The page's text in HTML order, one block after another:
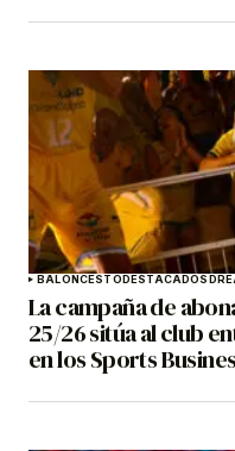
BALONCESTODESTACADOS
La campaña de
25/26 sitúa al club
en los Sports